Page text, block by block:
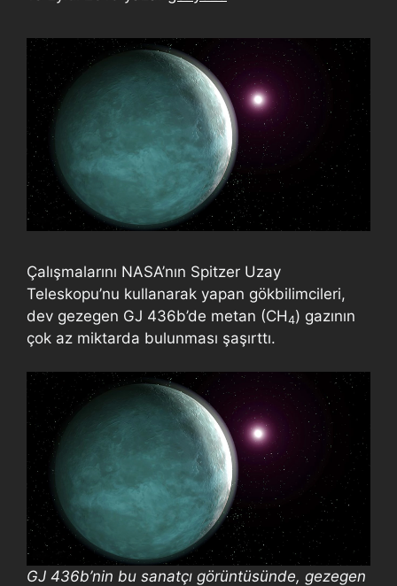
Çalışmalarını NASA’nın Spitzer Uzay
Teleskopu’nu kullanarak yapan gökbilimcileri,
dev gezegen GJ 436b’de metan (CH4) gazının
çok az miktarda bulunması şaşırttı.
GJ 436b’nin bu sanatçı görüntüsünde, gezegen